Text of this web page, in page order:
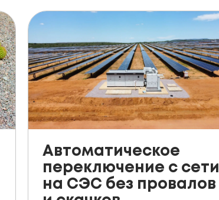
Автоматическое
переключение с сети
на СЭС без провалов